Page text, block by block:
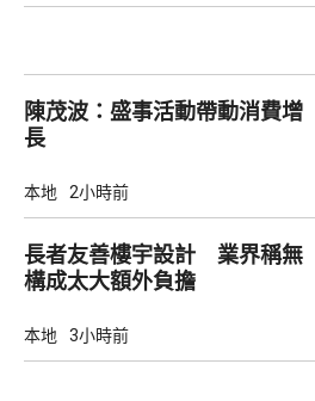
陳茂波：盛事活動帶動消費增
長
本地 2小時前
長者友善樓宇設計 業界稱無
構成太大額外負擔
本地 3小時前